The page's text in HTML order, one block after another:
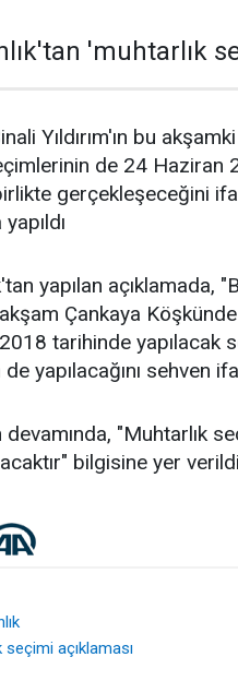
'muhtarlık
Yıldırım'ın bu
de 24 Haziran
gerçekleşeceğini
yapılan açıklamada,
akşam Çankaya
tarihinde yapılacak
yapılacağını sehven
devamında, "Muhtarlık
bilgisine yer
seçimi açıklaması